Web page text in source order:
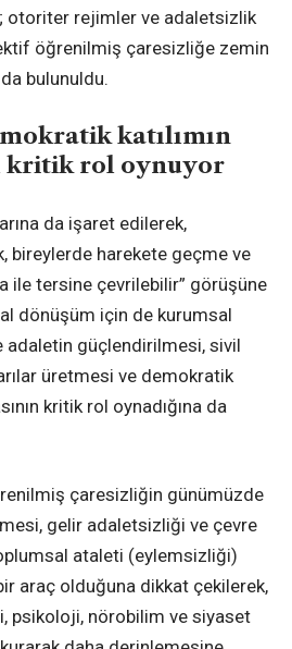
otoriter rejimler ve adaletsizlik
öğrenilmiş çaresizliğe zemin
bulunuldu.
katılımın
kritik rol oynuyor
da işaret edilerek,
bireylerde harekete geçme ve
ile tersine çevrilebilir” görüşüne
dönüşüm için de kurumsal
adaletin güçlendirilmesi, sivil
üretmesi ve demokratik
kritik rol oynadığına da
çaresizliğin günümüzde
gelir adaletsizliği ve çevre
ataleti (eylemsizliği)
araç olduğuna dikkat çekilerek,
psikoloji, nörobilim ve siyaset